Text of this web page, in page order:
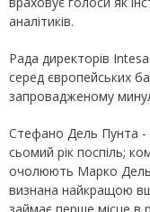
аналітиків.
Рада директорів
серед європейських
запровадженому
Стефано Дель Пунта -
сьомий рік поспіль;
очолюють Марко
визнана найкращою